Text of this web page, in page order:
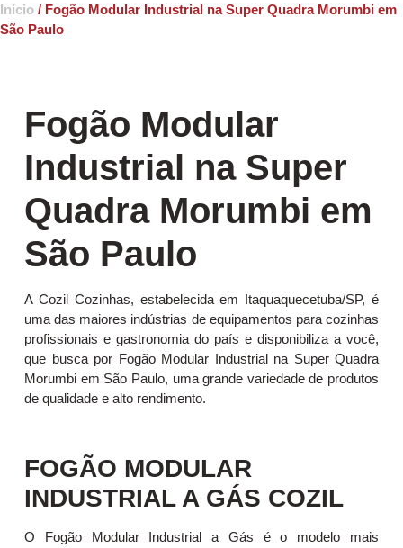
Início / Fogão Modular Industrial na Super Quadra Morumbi em
São Paulo
Fogão Modular
Industrial na Super
Quadra Morumbi em
São Paulo
A Cozil Cozinhas, estabelecida em Itaquaquecetuba/SP, é
uma das maiores indústrias de equipamentos para cozinhas
profissionais e gastronomia do país e disponibiliza a você,
que busca por Fogão Modular Industrial na Super Quadra
Morumbi em São Paulo, uma grande variedade de produtos
de qualidade e alto rendimento.
FOGÃO MODULAR
INDUSTRIAL A GÁS COZIL
O Fogão Modular Industrial a Gás é o modelo mais